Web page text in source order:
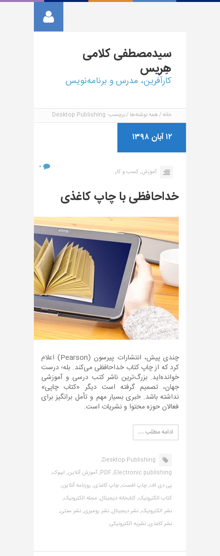
سیدمصطفیکلامی
هِریس
کارآفرین، مدرس و برنامه‌نویس
خانه همه نوشته‌ها برچسب: Desktop Publishing
۱۲ آبان ۱۳۹۸
آموزش,کسب و کار
۰
خداحافظی با چاپ کاغذی
چندی پیش، انتشارات پیرسون (Pearson) اعلام
کرد که از چاپ کتاب خداحافظی می‌کند. بله؛ درست
خوانده‌اید. بزرگ‌ترین ناشر کتب درسی و آموزشی
جهان، تصمیم گرفته است دیگر «کتاب چاپی»
نداشته باشد. خبری بسیار مهم و تأمل برانگیز برای
فعالان حوزه محتوا و نشریات است.
ادامه مطلب …
Desktop Publishing,
Electronic publishing,
PDF, آموزش آنلاین, ایبوک,
پی دی اف,چاپ افست,چاپ کاغذی, روزنامه آنلاین,
کتاب الکترونیک,کتابخانه دیجیتال, مجله الکترونیک,
نشر الکترونیک,نشر دیجیتال,نشر رومیزی,نشر سنتی,
نشر کاغذی,نشریه الکترونیکی